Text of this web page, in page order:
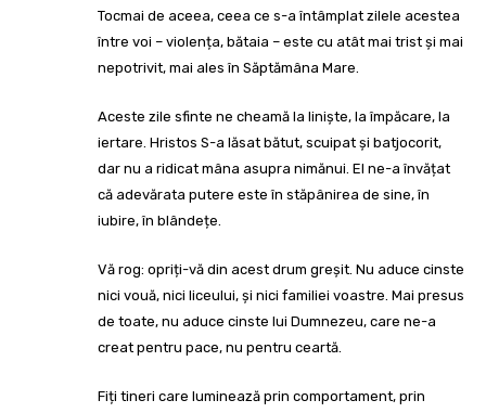
Tocmai de aceea, ceea ce s-a întâmplat zilele acestea
între voi – violența, bătaia – este cu atât mai trist și mai
nepotrivit, mai ales în Săptămâna Mare.
Aceste zile sfinte ne cheamă la liniște, la împăcare, la
iertare. Hristos S-a lăsat bătut, scuipat și batjocorit,
dar nu a ridicat mâna asupra nimănui. El ne-a învățat
că adevărata putere este în stăpânirea de sine, în
iubire, în blândețe.
Vă rog: opriți-vă din acest drum greșit. Nu aduce cinste
nici vouă, nici liceului, și nici familiei voastre. Mai presus
de toate, nu aduce cinste lui Dumnezeu, care ne-a
creat pentru pace, nu pentru ceartă.
Fiți tineri care luminează prin comportament, prin